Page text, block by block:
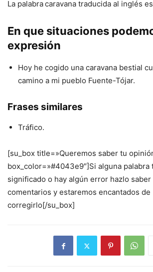
La palabracaravana traducida al inglés
En que situaciones
expresión
Hoy he cogido una caravana bestial
camino a mi pueblo Fuente-Tójar.
Frases similares
Tráfico.
[su_box title=»Queremos saber tu
box_color=»#4043e9″]Si alguna palabra
significado o hay algún error hazlo saber
comentarios y estaremos encantados de
corregirlo[/su_box]